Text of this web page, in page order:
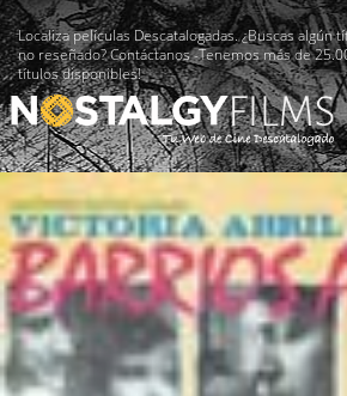
Localiza películas Descatalogadas. ¿Buscas algún
no reseñado? Contáctanos -Tenemos más de
títulos disponibles!